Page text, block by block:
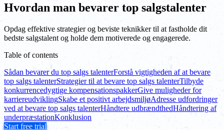
Hvordan man bevarer top salgstalenter
Opdag effektive strategier og beviste teknikker til at fastholde dit
bedste salgstalent og holde dem motiverede og engagerede.
Table of contents
Sådan bevarer du top salgs talenterForstå vigtigheden af at bevare
top salgs talenterStrategier til at bevare top salgs talenterTilbyde
konkurrencedygtige kompensationspakkerGive muligheder for
karriereudviklingSkabe et positivt arbejdsmiljøAdresse udfordringer
ved at bevare top salgs talenterHåndtere udbrændthedHåndtering af
underpræstationKonklusion
Start free trial